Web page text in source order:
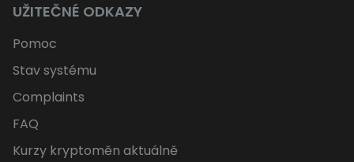
UŽITEČNÉ ODKAZY
Pomoc
Stav systému
Complaints
FAQ
Kurzy kryptoměn aktuálně